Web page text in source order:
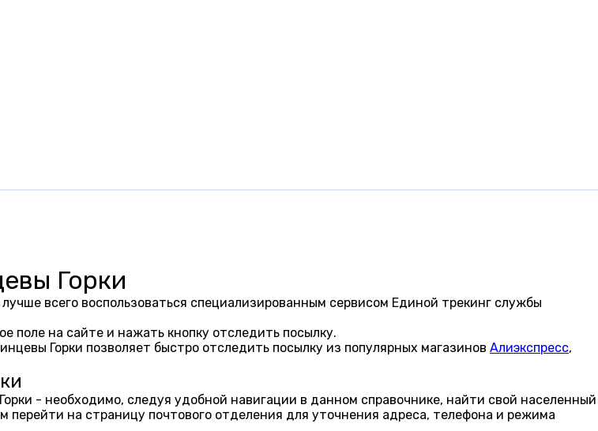
Горки
всего воспользоваться специализированным сервисом Единой трекинг службы
поле на сайте и нажать кнопку отследить посылку.
Горки позволяет быстро отследить посылку из популярных магазинов Алиэкспресс,
- необходимо, следуя удобной навигации в данном справочнике, найти свой населенный
на страницу почтового отделения для уточнения адреса, телефона и режима